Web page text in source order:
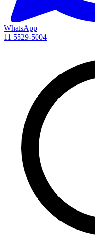
WhatsApp
11 5529-5004